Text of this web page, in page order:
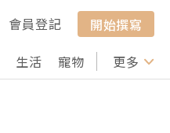
會員登記
開始撰寫
生活 寵物 行山 打卡
更多